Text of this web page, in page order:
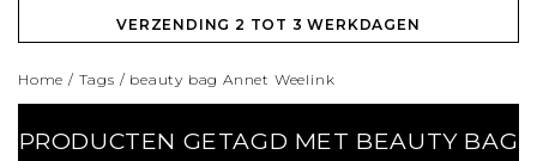
VERZENDING 2 TOT 3 WERKDAGEN
Home / Tags / beauty bag Annet Weelink
PRODUCTEN GETAGD MET BEAUTY BAG